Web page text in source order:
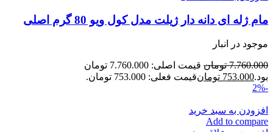
مام ژله ای دانه دار ژیلت مدل کول ویو 80 گرم اصلی
موجود در انبار
7.760.000 تومان
قیمت اصلی: 7.760.000 تومان
بود.753.000 تومانقیمت فعلی: 753.000 تومان.
-2%
افزودن به سبد خرید
Add to compare